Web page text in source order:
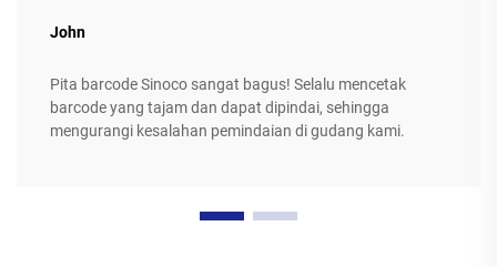
John
Pita barcode Sinoco sangat bagus! Selalu mencetak
barcode yang tajam dan dapat dipindai, sehingga
mengurangi kesalahan pemindaian di gudang kami.